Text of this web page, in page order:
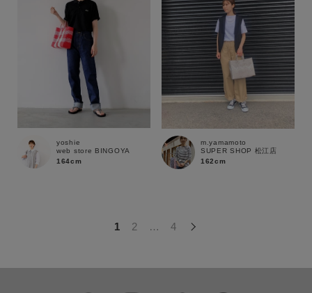
yoshie
web store BINGOYA
164cm
m.yamamoto
SUPER SHOP 松江店
162cm
1 2 … 4